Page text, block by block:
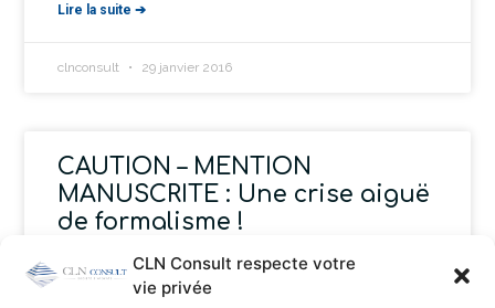
CLN Consult respecte votre
vie privée
Lire la suite ➔
clnconsult 29 janvier 2016
CAUTION – MENTION
MANUSCRITE : Une crise aiguë
de formalisme !
La Cour de cassation a encore frappé ! Cette fois-ci
elle intervient pour déterminer où la caution doit